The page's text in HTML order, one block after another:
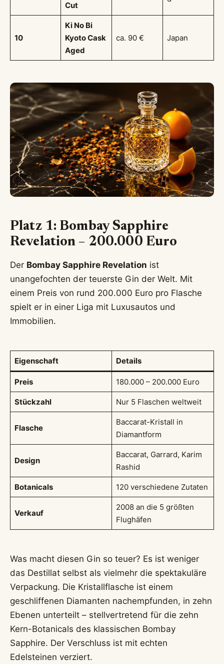
Cut
10
Ki No Bi
Kyoto Cask
Aged
ca. 90 € Japan
Platz 1: Bombay Sapphire
Revelation – 200.000 Euro
Der Bombay Sapphire Revelation ist
unangefochten der teuerste Gin der Welt. Mit
einem Preis von rund 200.000 Euro pro Flasche
spielt er in einer Liga mit Luxusautos und
Immobilien.
Eigenschaft Details
Preis 180.000 – 200.000 Euro
Stückzahl Nur 5 Flaschen weltweit
Flasche
Baccarat-Kristall in
Diamantform
Design
Baccarat, Garrard, Karim
Rashid
Botanicals 120 verschiedene Zutaten
Verkauf
2008 an die 5 größten
Flughäfen
Was macht diesen Gin so teuer? Es ist weniger
das Destillat selbst als vielmehr die spektakuläre
Verpackung. Die Kristallflasche ist einem
geschliffenen Diamanten nachempfunden, in zehn
Ebenen unterteilt – stellvertretend für die zehn
Kern-Botanicals des klassischen Bombay
Sapphire. Der Verschluss ist mit echten
Edelsteinen verziert.